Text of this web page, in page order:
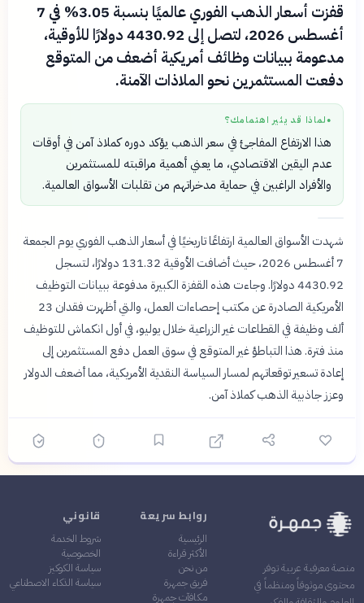
قفزت أسعار الذهب الفوري عالميًا بنسبة 3.05% في 7
أغسطس 2026، لتصل إلى 4430.92 دولارًا للأوقية،
مدعومة ببيانات وظائف أمريكية أضعف من المتوقع
دفعت المستثمرين نحو الملاذات الآمنة.
● لماذا قد يثير اهتمامك؟
هذا الارتفاع المفاجئ في سعر الذهب يؤكد دوره كملاذ آمن في أوقات
عدم اليقين الاقتصادي، ما يعني أهمية مراقبته للمستثمرين
والأفراد الراغبين في حماية مدخراتهم من تقلبات الأسواق العالمية.
شهدت الأسواق العالمية ارتفاعًا تاريخيًا في أسعار الذهب الفوري يوم الجمعة
7 أغسطس 2026، حيث أضافت الأوقية 131.32 دولارًا، لتسجل
4430.92 دولارًا. وجاءت هذه القفزة الكبيرة مدفوعة ببيانات التوظيف
الأمريكية الصادرة عن مكتب إحصاءات العمل، والتي أظهرت فقدان 23
ألف وظيفة في القطاعات غير الزراعية خلال يوليو، في أول انكماش للتوظيف
منذ فترة. هذا التباطؤ غير المتوقع في سوق العمل دفع المستثمرين إلى
إعادة تسعير توقعاتهم لمسار السياسة النقدية الأمريكية، مما أضعف الدولار
وعزز جاذبية الذهب كملاذ آمن.
منصة معرفية عربية توفر
محتوى موثوقاً ومنظماً في
روابط سريعة
الرئيسية
الأكثر قراءة
من نحن
فريق جمهرة
مكافآت جمهرة
قانوني
شروط الخدمة
الخصوصية
سياسة الكوكيز
سياسة الذكاء الاصطناعي